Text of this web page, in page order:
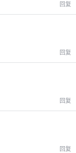
回复
回复
回复
回复